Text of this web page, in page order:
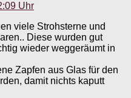
Uhr
viele Strohsterne und
Diese wurden gut
wieder weggeräumt in
Zapfen aus Glas für den
damit nichts kaputt